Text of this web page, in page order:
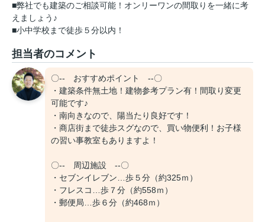
■弊社でも建築のご相談可能！オンリーワンの間取りを一緒に考
えましょう♪
■小中学校まで徒歩５分以内！
担当者のコメント
〇-- おすすめポイント --〇
・建築条件無土地！建物参考プラン有！間取り変更
可能です♪
・南向きなので、陽当たり良好です！
・商店街まで徒歩スグなので、買い物便利！お子様
の習い事教室もありますよ！
〇-- 周辺施設 --〇
・セブンイレブン…歩５分（約325ｍ）
・フレスコ…歩７分（約558ｍ）
・郵便局…歩６分（約468ｍ）